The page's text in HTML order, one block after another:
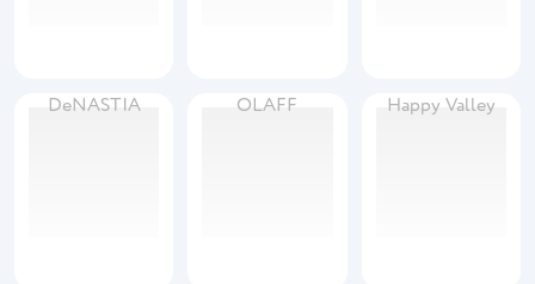
DeNASTIA OLAFF Happy Valley